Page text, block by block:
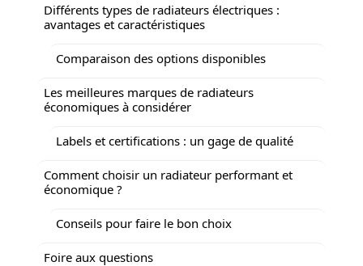
Différents types de radiateurs électriques :
avantages et caractéristiques
Comparaison des options disponibles
Les meilleures marques de radiateurs
économiques à considérer
Labels et certifications : un gage de qualité
Comment choisir un radiateur performant et
économique ?
Conseils pour faire le bon choix
Foire aux questions